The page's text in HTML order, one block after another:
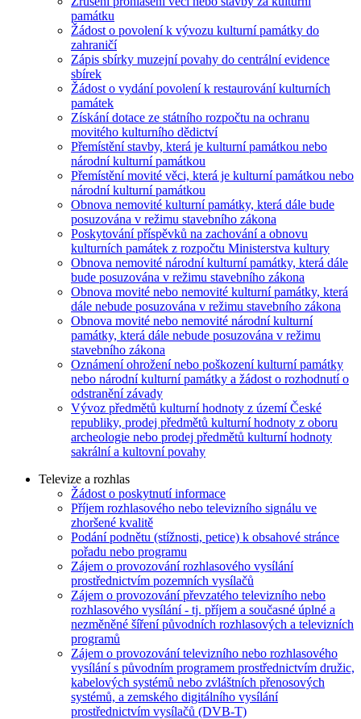
památku
Žádost o povolení k vývozu kulturní památky do
zahraničí
Zápis sbírky muzejní povahy do centrální evidence
sbírek
Žádost o vydání povolení k restaurování kulturních
památek
Získání dotace ze státního rozpočtu na ochranu
movitého kulturního dědictví
Přemístění stavby, která je kulturní památkou nebo
národní kulturní památkou
Přemístění movité věci, která je kulturní památkou nebo
národní kulturní památkou
Obnova nemovité kulturní památky, která dále bude
posuzována v režimu stavebního zákona
Poskytování příspěvků na zachování a obnovu
kulturních památek z rozpočtu Ministerstva kultury
Obnova nemovité národní kulturní památky, která dále
bude posuzována v režimu stavebního zákona
Obnova movité nebo nemovité kulturní památky, která
dále nebude posuzována v režimu stavebního zákona
Obnova movité nebo nemovité národní kulturní
památky, která dále nebude posuzována v režimu
stavebního zákona
Oznámení ohrožení nebo poškození kulturní památky
nebo národní kulturní památky a žádost o rozhodnutí o
odstranění závady
Vývoz předmětů kulturní hodnoty z území České
republiky, prodej předmětů kulturní hodnoty z oboru
archeologie nebo prodej předmětů kulturní hodnoty
sakrální a kultovní povahy
Televize a rozhlas
Žádost o poskytnutí informace
Příjem rozhlasového nebo televizního signálu ve
zhoršené kvalitě
Podání podnětu (stížnosti, petice) k obsahové stránce
pořadu nebo programu
Zájem o provozování rozhlasového vysílání
prostřednictvím pozemních vysílačů
Zájem o provozování převzatého televizního nebo
rozhlasového vysílání - tj. příjem a současné úplné a
nezměněné šíření původních rozhlasových a televizních
programů
Zájem o provozování televizního nebo rozhlasového
vysílání s původním programem prostřednictvím družic,
kabelových systémů nebo zvláštních přenosových
systémů, a zemského digitálního vysílání
prostřednictvím vysílačů (DVB-T)